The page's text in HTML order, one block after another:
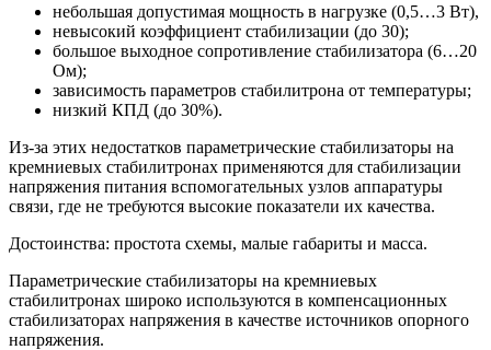
небольшая допустимая мощность в нагрузке (0,5…3 Вт),
невысокий коэффициент стабилизации (до 30);
большое выходное сопротивление стабилизатора (6…20
Ом);
зависимость параметров стабилитрона от температуры;
низкий КПД (до 30%).
Из-за этих недостатков параметрические стабилизаторы на
кремниевых стабилитронах применяются для стабилизации
напряжения питания вспомогательных узлов аппаратуры
связи, где не требуются высокие показатели их качества.
Достоинства: простота схемы, малые габариты и масса.
Параметрические стабилизаторы на кремниевых
стабилитронах широко используются в компенсационных
стабилизаторах напряжения в качестве источников опорного
напряжения.